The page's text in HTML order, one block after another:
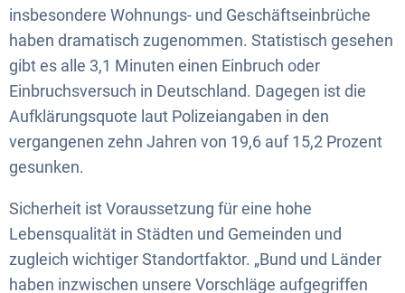
insbesondere Wohnungs- und Geschäftseinbrüche
haben dramatisch zugenommen. Statistisch gesehen
gibt es alle 3,1 Minuten einen Einbruch oder
Einbruchsversuch in Deutschland. Dagegen ist die
Aufklärungsquote laut Polizeiangaben in den
vergangenen zehn Jahren von 19,6 auf 15,2 Prozent
gesunken.
Sicherheit ist Voraussetzung für eine hohe
Lebensqualität in Städten und Gemeinden und
zugleich wichtiger Standortfaktor. „Bund und Länder
haben inzwischen unsere Vorschläge aufgegriffen